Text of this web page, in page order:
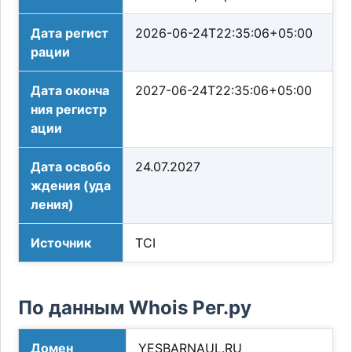
Дата регист
рации
2026-06-24T22:35:06+05:00
Дата оконча
ния регистр
ации
2027-06-24T22:35:06+05:00
Дата освобо
ждения (уда
ления)
24.07.2027
Источник TCI
По данным Whois Рег.ру
Домен YESBARNAUL.RU